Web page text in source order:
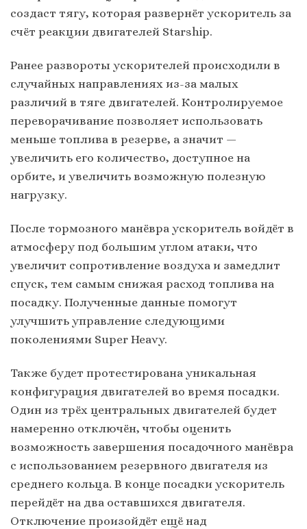
создаст тягу, которая развернёт ускоритель за
счёт реакции двигателей Starship.
Ранее развороты ускорителей происходили в
случайных направлениях из-за малых
различий в тяге двигателей. Контролируемое
переворачивание позволяет использовать
меньше топлива в резерве, а значит —
увеличить его количество, доступное на
орбите, и увеличить возможную полезную
нагрузку.
После тормозного манёвра ускоритель войдёт в
атмосферу под большим углом атаки, что
увеличит сопротивление воздуха и замедлит
спуск, тем самым снижая расход топлива на
посадку. Полученные данные помогут
улучшить управление следующими
поколениями Super Heavy.
Также будет протестирована уникальная
конфигурация двигателей во время посадки.
Один из трёх центральных двигателей будет
намеренно отключён, чтобы оценить
возможность завершения посадочного манёвра
с использованием резервного двигателя из
среднего кольца. В конце посадки ускоритель
перейдёт на два оставшихся двигателя.
Отключение произойдёт ещё над